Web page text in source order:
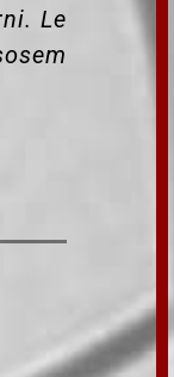
Le